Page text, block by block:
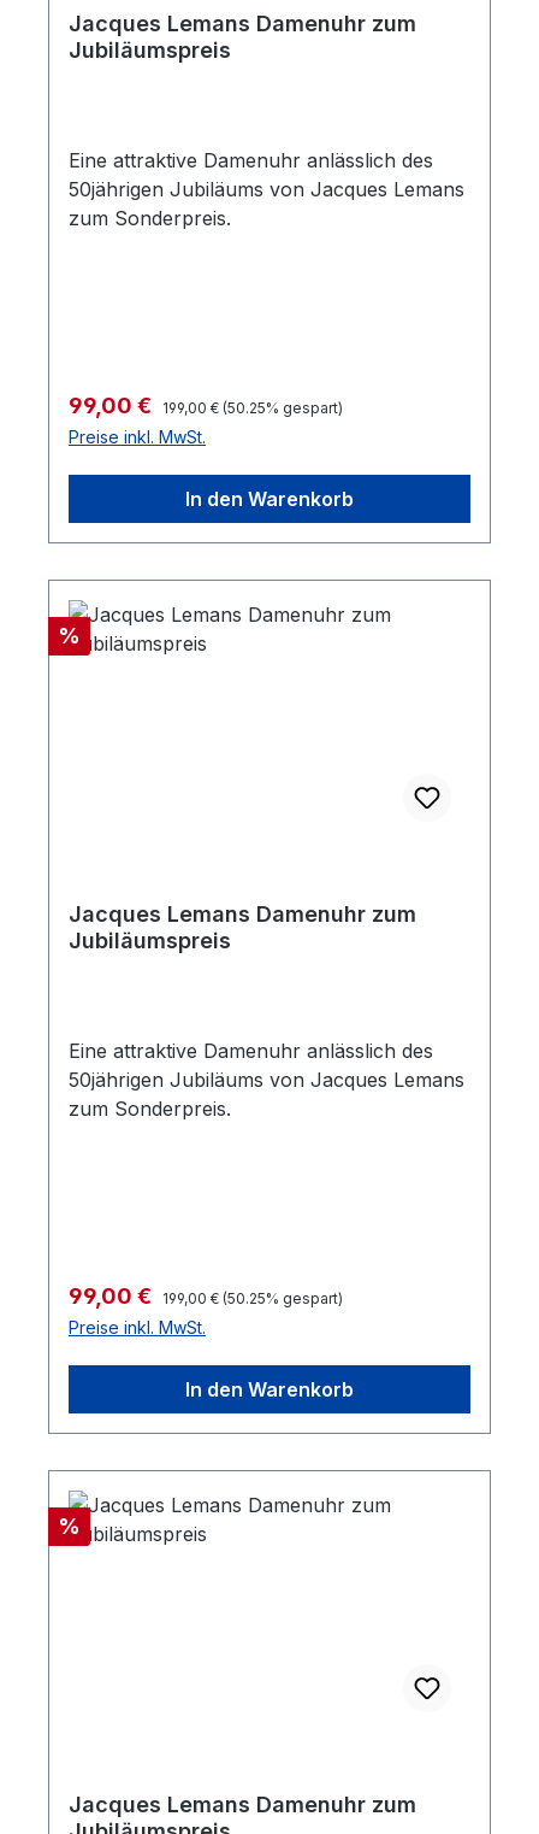
Jacques Lemans Damenuhr zum
Jubiläumspreis
Eine attraktive Damenuhr anlässlich des
50jährigen Jubiläums von Jacques Lemans
zum Sonderpreis.
Verkaufspreis:
99,00 € Regulärer Preis:
199,00 € (50.25% gespart)
Preise inkl. MwSt.
In den Warenkorb
Rabatt
%
Jacques Lemans Damenuhr zum
Jubiläumspreis
Eine attraktive Damenuhr anlässlich des
50jährigen Jubiläums von Jacques Lemans
zum Sonderpreis.
Verkaufspreis:
99,00 € Regulärer Preis:
199,00 € (50.25% gespart)
Preise inkl. MwSt.
In den Warenkorb
Rabatt
%
Jacques Lemans Damenuhr zum